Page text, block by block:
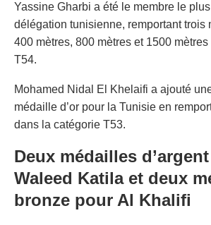
Yassine Gharbi a été le membre le
délégation tunisienne, remportant trois
400 mètres, 800 mètres et 1500
T54.
Mohamed Nidal El Khelaifi a ajouté
médaille d’or pour la Tunisie en
dans la catégorie T53.
Deux médailles
Waleed Katila et deux
bronze pour Al Khalifi